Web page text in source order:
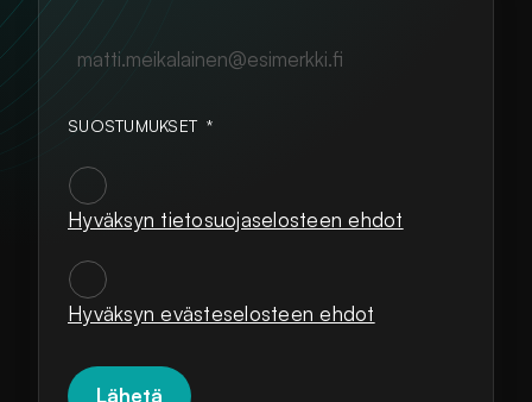
SUOSTUMUKSET *
Hyväksyn tietosuojaselosteen ehdot
SUOSTUMUKSET
Hyväksyn evästeselosteen ehdot